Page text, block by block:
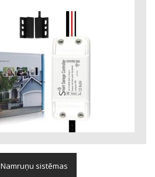
Namruņu sistēmas